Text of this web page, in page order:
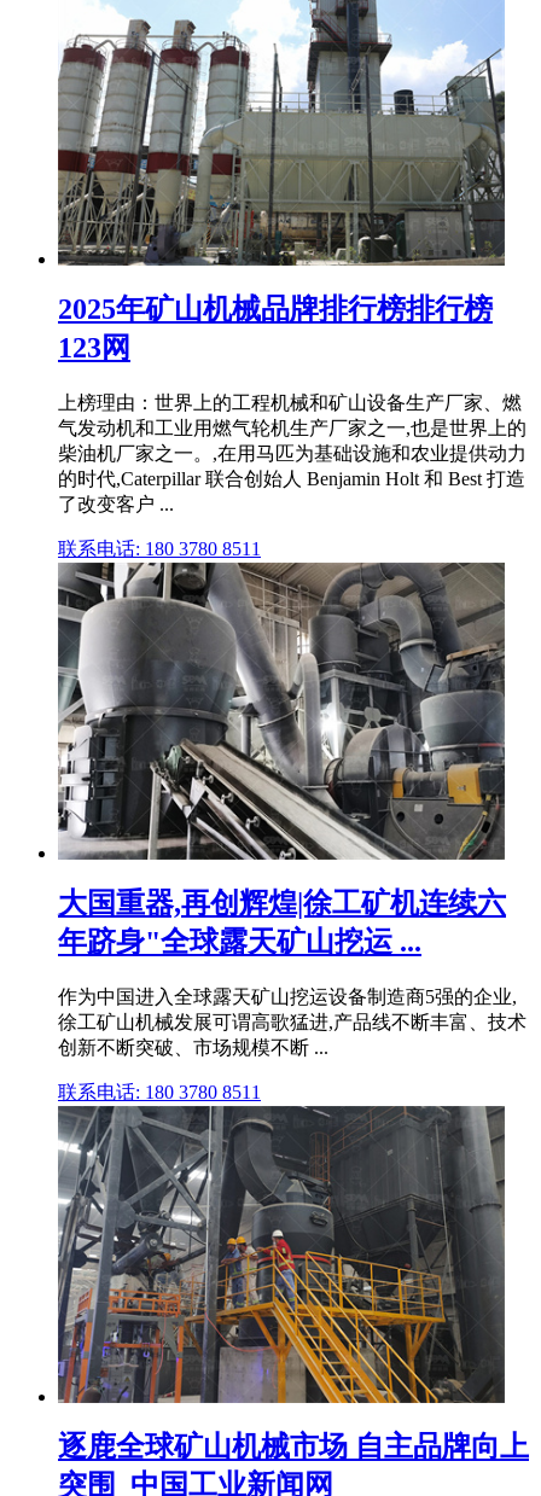
2025年矿山机械品牌排行榜排行榜
123网
上榜理由：世界上的工程机械和矿山设备生产厂家、燃
气发动机和工业用燃气轮机生产厂家之一,也是世界上的
柴油机厂家之一。,在用马匹为基础设施和农业提供动力
的时代,Caterpillar 联合创始人 Benjamin Holt 和 Best 打造
了改变客户 ...
联系电话: 180 3780 8511
大国重器,再创辉煌|徐工矿机连续六
年跻身"全球露天矿山挖运 ...
作为中国进入全球露天矿山挖运设备制造商5强的企业,
徐工矿山机械发展可谓高歌猛进,产品线不断丰富、技术
创新不断突破、市场规模不断 ...
联系电话: 180 3780 8511
逐鹿全球矿山机械市场 自主品牌向上
突围_中国工业新闻网